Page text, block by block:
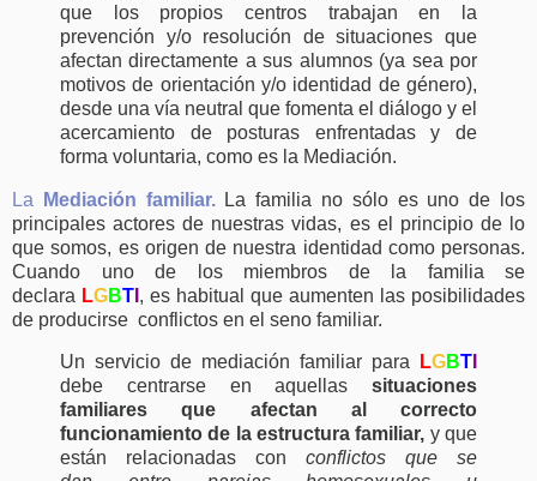
que los propios centros trabajan en la
prevención y/o resolución de situaciones que
afectan directamente a sus alumnos (ya sea por
motivos de orientación y/o identidad de género),
desde una vía neutral que fomenta el diálogo y el
acercamiento de posturas enfrentadas y de
forma voluntaria, como es la Mediación.
La Mediación familiar.
La familia no sólo es uno de los
principales actores de nuestras vidas, es el principio de lo
que somos, es origen de nuestra identidad como personas.
Cuando uno de los miembros de la familia se
declara LGBT , es habitual que aumenten las posibilidades
de producirse conflictos en el seno familiar.
Un servicio de mediación familiar para LGBT
debe centrarse en aquellas situaciones
familiares que afectan al correcto
funcionamiento de la estructura familiar, y que
están relacionadas con conflictos que se